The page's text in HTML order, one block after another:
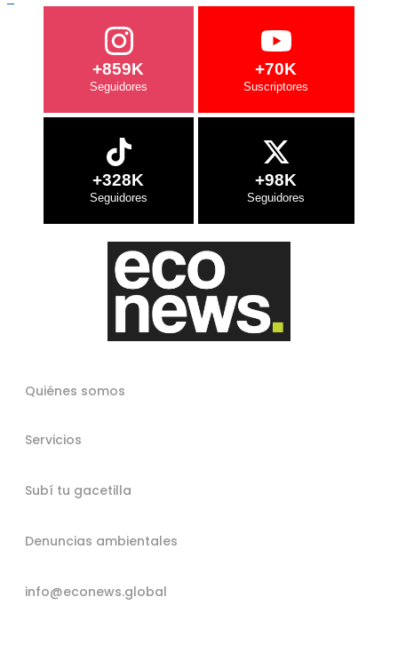
+859K +70K
+328K +98K
Quiénes somos
Servicios
Subí tu gacetilla
Denuncias ambientales
info@econews.global